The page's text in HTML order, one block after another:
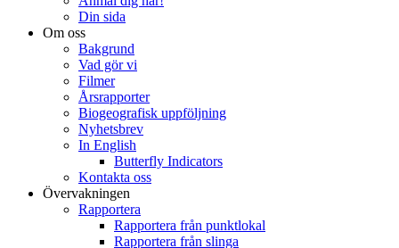
Din sida
Om oss
Bakgrund
Vad gör vi
Filmer
Årsrapporter
Biogeografisk uppföljning
Nyhetsbrev
In English
Butterfly Indicators
Kontakta oss
Övervakningen
Rapportera
Rapportera från punktlokal
Rapportera från slinga